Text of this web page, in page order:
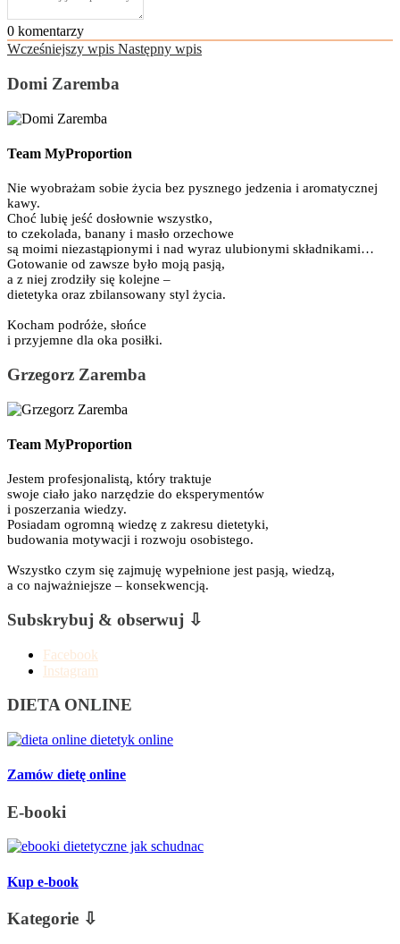
0 komentarzy
Wcześniejszy wpis Następny wpis
Domi Zaremba
Team MyProportion
Nie wyobrażam sobie życia bez pysznego jedzenia i aromatycznej
kawy.
Choć lubię jeść dosłownie wszystko,
to czekolada, banany i masło orzechowe
są moimi niezastąpionymi i nad wyraz ulubionymi składnikami…
Gotowanie od zawsze było moją pasją,
a z niej zrodziły się kolejne –
dietetyka oraz zbilansowany styl życia.
Kocham podróże, słońce
i przyjemne dla oka posiłki.
Grzegorz Zaremba
Team MyProportion
Jestem profesjonalistą, który traktuje
swoje ciało jako narzędzie do eksperymentów
i poszerzania wiedzy.
Posiadam ogromną wiedzę z zakresu dietetyki,
budowania motywacji i rozwoju osobistego.
Wszystko czym się zajmuję wypełnione jest pasją, wiedzą,
a co najważniejsze – konsekwencją.
Subskrybuj & obserwuj ⇩
Facebook
Instagram
DIETA ONLINE
Zamów dietę online
E-booki
Kup e-book
Kategorie ⇩